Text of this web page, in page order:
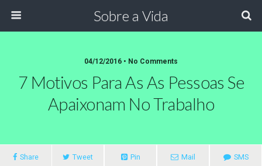
Sobre a Vida
04/12/2016 • No Comments
7 Motivos Para As As Pessoas Se
Apaixonam No Trabalho
Share Tweet Pin Mail SMS